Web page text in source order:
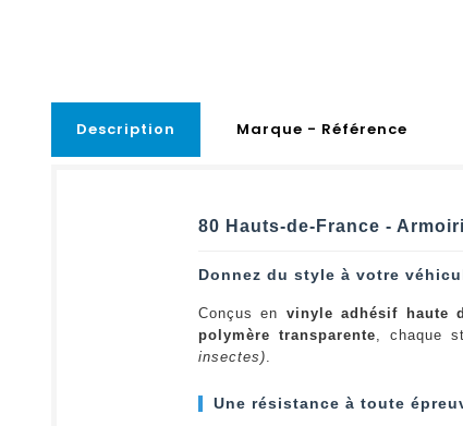
Description Marque - Référence
80 Hauts-de-France -
Donnez du style à votre
Conçus en vinyle adhésif haute
polymère transparente , chaque
insectes)
Une résistance à toute